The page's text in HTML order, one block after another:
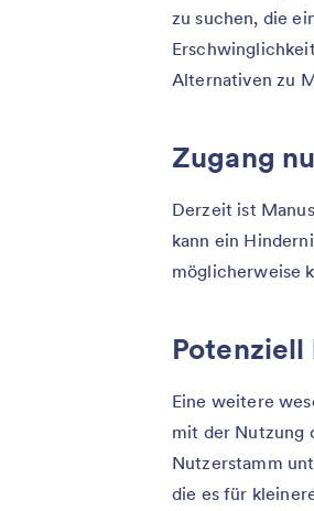
zu suchen, die
Alternativen zu
Zugang
Derzeit ist
kann ein
möglicherweise
Potenziell
Eine weitere
mit der Nutzung
Nutzerstamm
die es für